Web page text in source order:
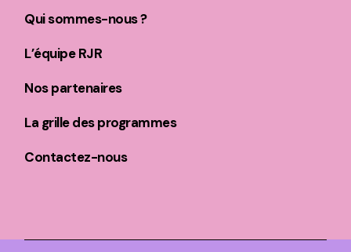
Qui sommes-nous ?
L’équipe RJR
Nos partenaires
La grille des programmes
Contactez-nous